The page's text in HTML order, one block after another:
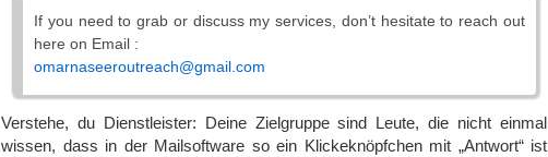
If you need to grab or discuss my services, don’t hesitate to reach out
here on Email :
omarnaseeroutreach@gmail.com
Verstehe, du Dienstleister: Deine Zielgruppe sind Leute, die nicht einmal
wissen, dass in der Mailsoftware so ein Klickeknöpfchen mit „Antwort“ ist